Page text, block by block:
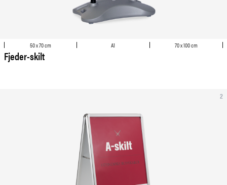
50 x 70 cm A1 70 x 100 cm
Fjeder-skilt
2